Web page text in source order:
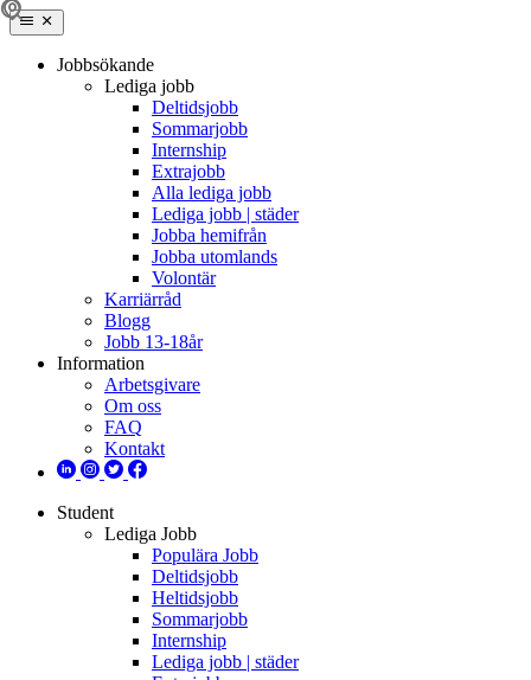
Jobbsökande
Lediga jobb
Deltidsjobb
Sommarjobb
Internship
Extrajobb
Alla lediga jobb
Lediga jobb | städer
Jobba hemifrån
Jobba utomlands
Volontär
Karriärråd
Blogg
Jobb 13-18år
Information
Arbetsgivare
Om oss
FAQ
Kontakt
Student
Lediga Jobb
Populära Jobb
Deltidsjobb
Heltidsjobb
Sommarjobb
Internship
Lediga jobb | städer